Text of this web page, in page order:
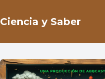
Ciencia y Saber